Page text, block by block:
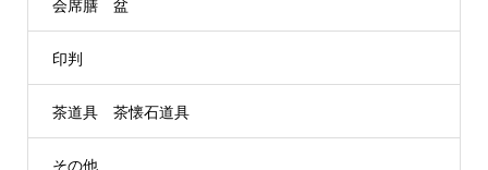
会席膳 盆
印判
茶道具 茶懐石道具
その他